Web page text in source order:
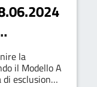
per
la
esclusione